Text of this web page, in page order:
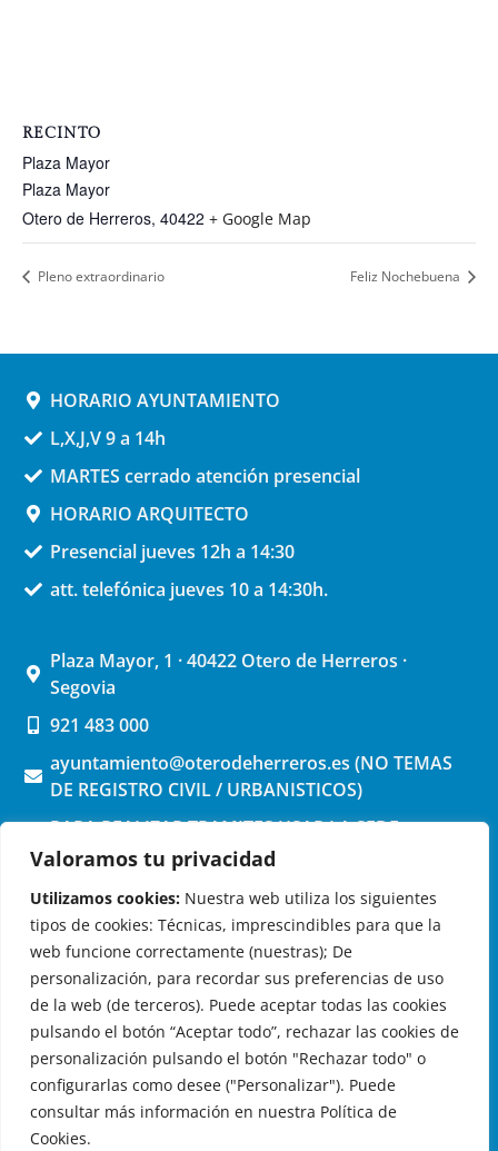
Valoramos tu privacidad
Utilizamos cookies: Nuestra web utiliza los siguientes
tipos de cookies: Técnicas, imprescindibles para que la
web funcione correctamente (nuestras); De
personalización, para recordar sus preferencias de uso
de la web (de terceros). Puede aceptar todas las cookies
pulsando el botón “Aceptar todo”, rechazar las cookies de
personalización pulsando el botón "Rechazar todo" o
configurarlas como desee ("Personalizar"). Puede
consultar más información en nuestra Política de
Cookies.
RECINTO
Plaza Mayor
Plaza Mayor
Otero de Herreros, 40422 + Google Map
Pleno extraordinario Feliz Nochebuena
HORARIO AYUNTAMIENTO
L,X,J,V 9 a 14h
MARTES cerrado atención presencial
HORARIO ARQUITECTO
Presencial jueves 12h a 14:30
att. telefónica jueves 10 a 14:30h.
Plaza Mayor, 1 · 40422 Otero de Herreros ·
Segovia
921 483 000
ayuntamiento@oterodeherreros.es (NO TEMAS
DE REGISTRO CIVIL / URBANISTICOS)
PARA REALIZAR TRAMITES USAR LA SEDE
ELECTRONICA (pinchar aquí)
OTERO DE HERREROS EN LAS REDES